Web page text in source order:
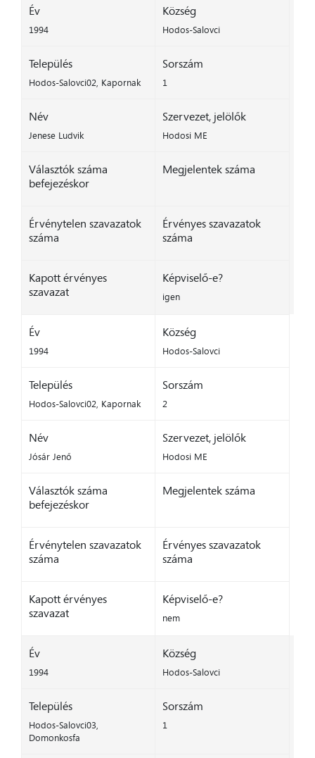
Év
1994
Község
Hodos-Salovci
Település
Hodos-Salovci02, Kapornak
Sorszám
1
Név
Jenese Ludvik
Szervezet, jelölők
Hodosi ME
Választók száma
befejezéskor
Megjelentek száma
Érvénytelen szavazatok
száma
Érvényes szavazatok
száma
Kapott érvényes
szavazat
Képviselő-e?
igen
Év
1994
Község
Hodos-Salovci
Település
Hodos-Salovci02, Kapornak
Sorszám
2
Név
Jósár Jenő
Szervezet, jelölők
Hodosi ME
Választók száma
befejezéskor
Megjelentek száma
Érvénytelen szavazatok
száma
Érvényes szavazatok
száma
Kapott érvényes
szavazat
Képviselő-e?
nem
Év
1994
Község
Hodos-Salovci
Település
Hodos-Salovci03,
Domonkosfa
Sorszám
1